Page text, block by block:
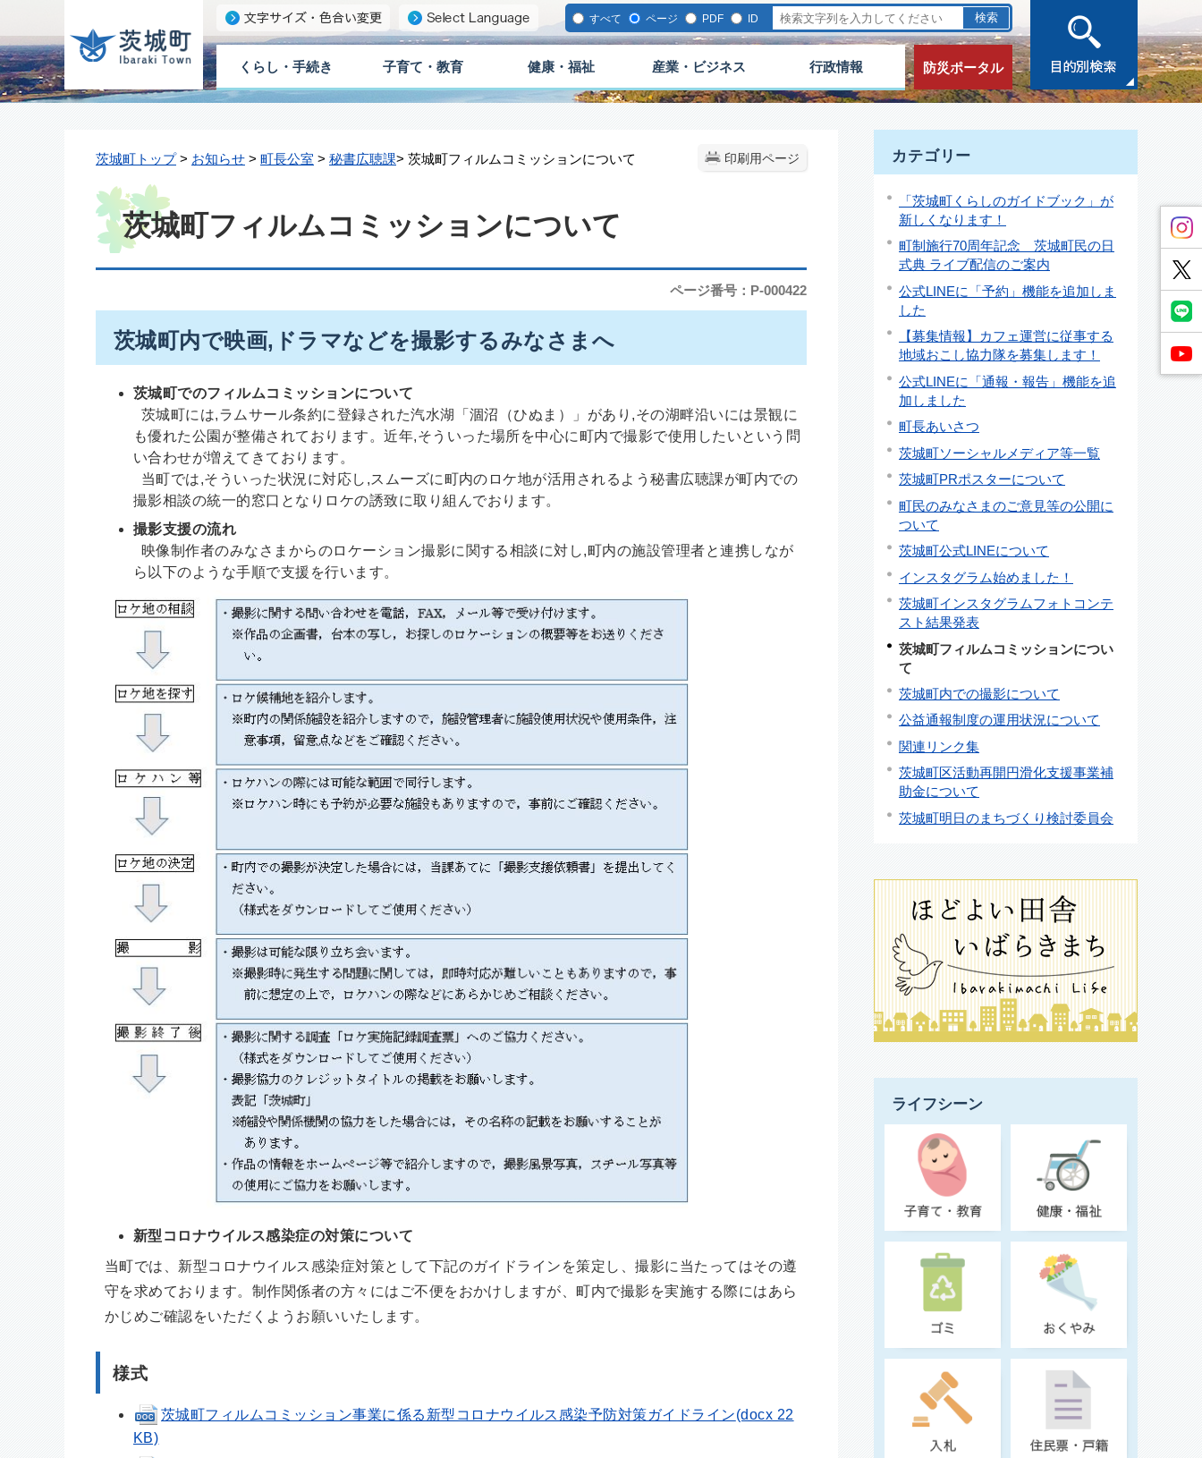
すべて ページ PDF ID
くらし・手続き 子育て・教育 健康・福祉 産業・ビジネス 行政情報 防災ポータル
印刷用ページ
茨城町トップ> お知らせ > 町長公室 > 秘書広聴課> 茨城町フィルムコミッションについて
茨城町フィルムコミッションについて
ページ番号：P-000422
茨城町内で映画,ドラマなどを撮影するみなさまへ
茨城町でのフィルムコミッションについて
茨城町には,ラムサール条約に登録された汽水湖「涸沼（ひぬま）」があり,その湖畔沿いには景観に
も優れた公園が整備されております。近年,そういった場所を中心に町内で撮影で使用したいという問
い合わせが増えてきております。
当町では,そういった状況に対応し,スムーズに町内のロケ地が活用されるよう秘書広聴課が町内での
撮影相談の統一的窓口となりロケの誘致に取り組んでおります。
撮影支援の流れ
映像制作者のみなさまからのロケーション撮影に関する相談に対し,町内の施設管理者と連携しなが
ら以下のような手順で支援を行います。
新型コロナウイルス感染症の対策について
当町では、新型コロナウイルス感染症対策として下記のガイドラインを策定し、撮影に当たってはその遵
守を求めております。制作関係者の方々にはご不便をおかけしますが、町内で撮影を実施する際にはあら
かじめご確認をいただくようお願いいたします。
様式
茨城町フィルムコミッション事業に係る新型コロナウイルス感染予防対策ガイドライン(docx 22
KB)
カテゴリー
「茨城町くらしのガイドブック」が
新しくなります！
町制施行70周年記念 茨城町民の日
式典 ライブ配信のご案内
公式LINEに「予約」機能を追加しま
した
【募集情報】カフェ運営に従事する
地域おこし協力隊を募集します！
公式LINEに「通報・報告」機能を追
加しました
町長あいさつ
茨城町ソーシャルメディア等一覧
茨城町PRポスターについて
町民のみなさまのご意見等の公開に
ついて
茨城町公式LINEについて
インスタグラム始めました！
茨城町インスタグラムフォトコンテ
スト結果発表
茨城町フィルムコミッションについ
て
茨城町内での撮影について
公益通報制度の運用状況について
関連リンク集
茨城町区活動再開円滑化支援事業補
助金について
茨城町明日のまちづくり検討委員会
ライフシーン